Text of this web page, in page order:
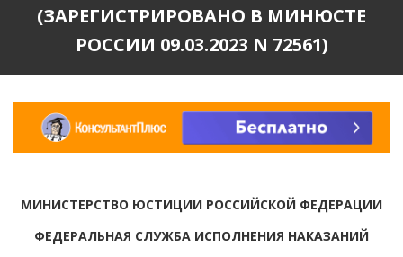
(ЗАРЕГИСТРИРОВАНО В МИНЮСТЕ
РОССИИ 09.03.2023 N 72561)
МИНИСТЕРСТВО ЮСТИЦИИ РОССИЙСКОЙ ФЕДЕРАЦИИ
ФЕДЕРАЛЬНАЯ СЛУЖБА ИСПОЛНЕНИЯ НАКАЗАНИЙ